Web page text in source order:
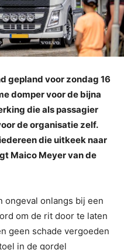
gepland voor zondag 16
domper voor de bijna
die als passagier
de organisatie zelf.
die uitkeek naar
Maico Meyer van de
ongeval onlangs bij een
om de rit door te laten
geen schade vergoeden
in de gordel